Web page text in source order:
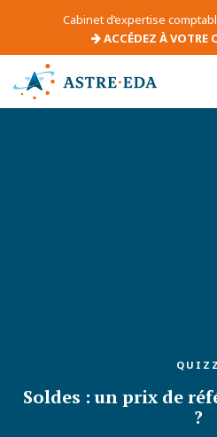
Cabinet d’expertise
ACCÉDEZ À VOTRE
QUIZZ
Soldes : un prix de
?